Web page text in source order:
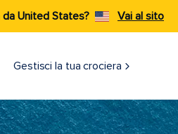
da United States? Vai al sito
Gestisci la tua crociera